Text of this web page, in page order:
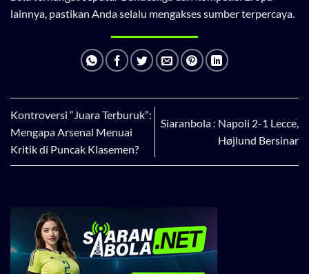
lainnya, pastikan Anda selalu mengakses sumber terpercaya.
Kontroversi “Juara Terburuk”:
Mengapa Arsenal Menuai
Kritik di Puncak Klasemen?
Siaranbola : Napoli 2-1 Lecce,
Højlund Bersinar